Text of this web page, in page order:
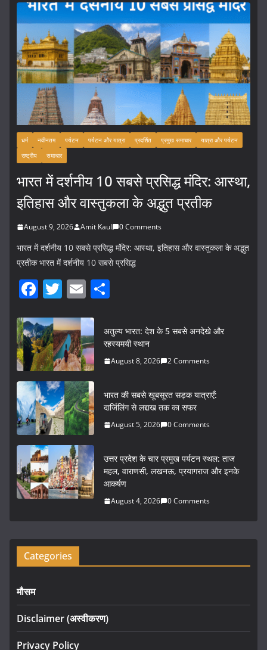
धर्म नवीनतम पर्यटन पर्यटन और यात्रा प्रदर्शित प्रमुख समाचार
यात्रा और पर्यटन
राष्ट्रीय
समाचार
भारत में दर्शनीय 10 सबसे प्रसिद्ध मंदिर: आस्था,
इतिहास और वास्तुकला के अद्भुत प्रतीक
August 9, 2026 Amit Kaul 0 Comments
भारत में दर्शनीय 10 सबसे प्रसिद्ध मंदिर: आस्था, इतिहास और वास्तुकला के अद्भुत
प्रतीक भारत में दर्शनीय 10 सबसे प्रसिद्ध
F
c
e
b
o
o
k
T
itt
er
E
ai
l
ar
e
अतुल्य भारत: देश के 5 सबसे अनदेखे और
रहस्यमयी स्थान
August 8, 2026 2 Comments
भारत की सबसे खूबसूरत सड़क यात्राएँ:
दार्जिलिंग से लद्दाख तक का सफर
August 5, 2026 0 Comments
उत्तर प्रदेश के चार प्रमुख पर्यटन स्थल: ताज
महल, वाराणसी, लखनऊ, प्रयागराज और इनके
आकर्षण
August 4, 2026 0 Comments
Categories
मौसम
Disclaimer (अस्वीकरण)
Privacy Policy